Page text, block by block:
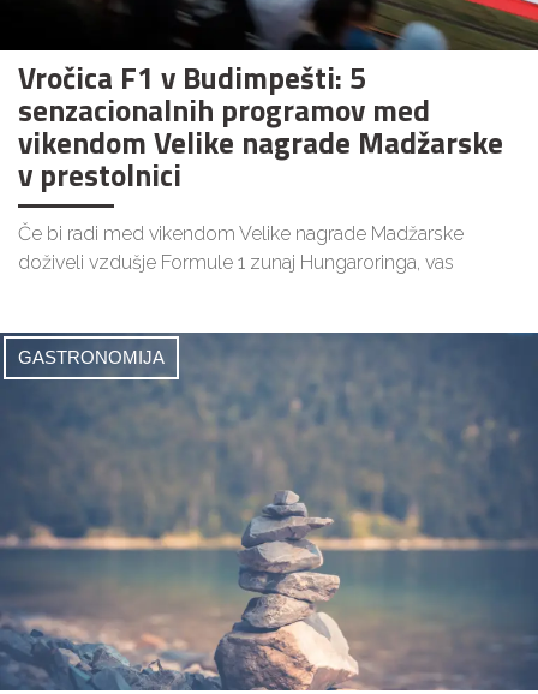
Vročica F1 v Budimpešti: 5
senzacionalnih programov med
vikendom Velike nagrade Madžarske
v prestolnici
Če bi radi med vikendom Velike nagrade Madžarske
doživeli vzdušje Formule 1 zunaj Hungaroringa, vas
GASTRONOMIJA